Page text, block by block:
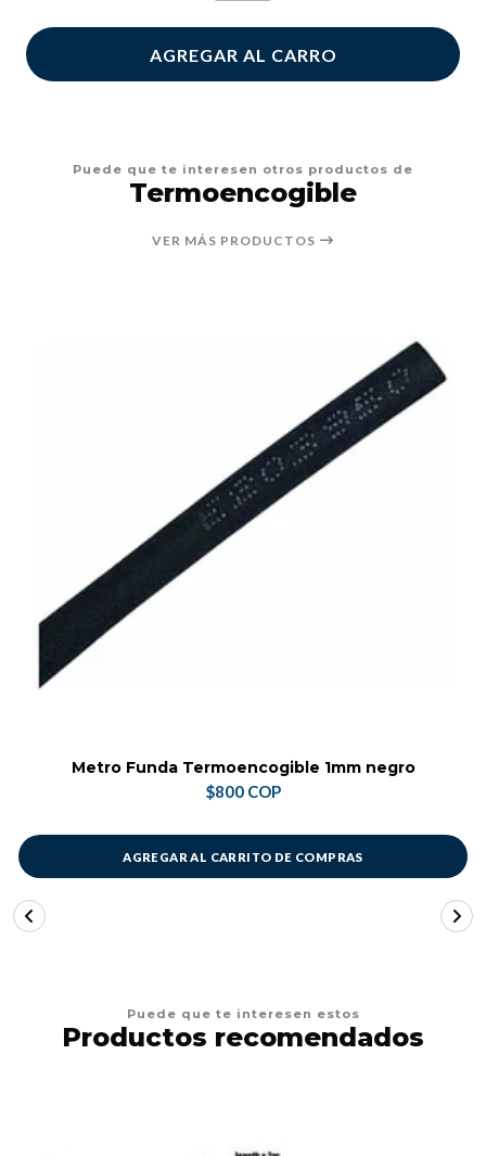
AGREGAR AL CARRO
Puede que te interesen otros productos de
Termoencogible
VER MÁS PRODUCTOS
Metro Funda Termoencogible 1mm negro
$800 COP
AGREGAR AL CARRITO DE COMPRAS
Puede que te interesen estos
Productos recomendados